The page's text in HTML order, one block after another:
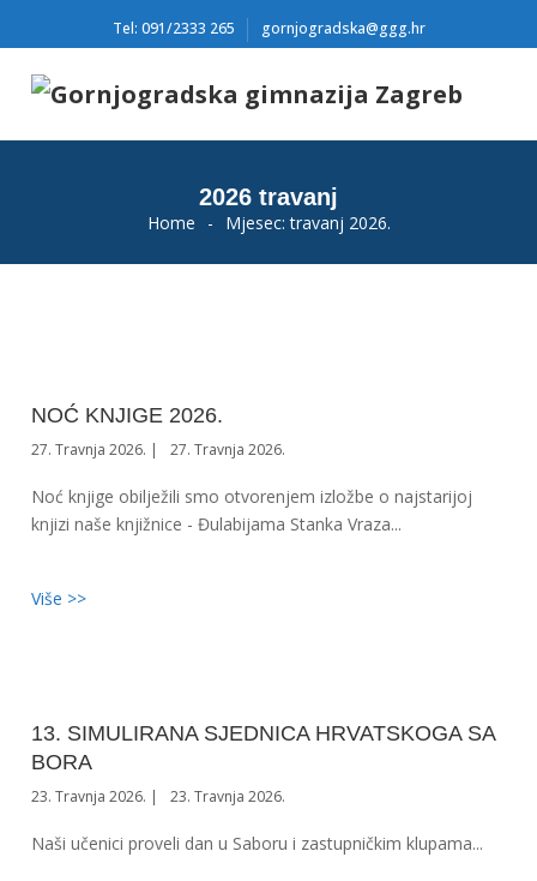
Tel: 091/2333 265 gornjogradska@ggg.hr
2026 travanj
Home - Mjesec:travanj 2026.
NOĆ KNJIGE 2026.
27. Travnja 2026. 27. Travnja 2026.
Noć knjige obilježili smo otvorenjem izložbe o najstarijoj
knjizi naše knjižnice - Đulabijama Stanka Vraza...
Više >>
13. SIMULIRANA SJEDNICA HRVATSKOGA SA
BORA
23. Travnja 2026. 23. Travnja 2026.
Naši učenici proveli dan u Saboru i zastupničkim klupama...